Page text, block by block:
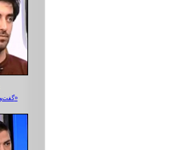
گفت‌وگو با اسلک‌لاینرها؛ «آبایی» و «شریفی»